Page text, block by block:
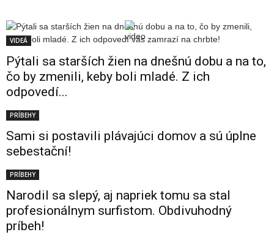
VIDEÁ
Pýtali sa starších žien na dnešnú dobu a na to,
čo by zmenili, keby boli mladé. Z ich
odpovedí...
PRÍBEHY
Sami si postavili plávajúci domov a sú úplne
sebestační!
PRÍBEHY
Narodil sa slepý, aj napriek tomu sa stal
profesionálnym surfistom. Obdivuhodný
príbeh!